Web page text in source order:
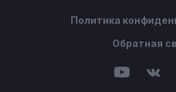
Политика
Обратная